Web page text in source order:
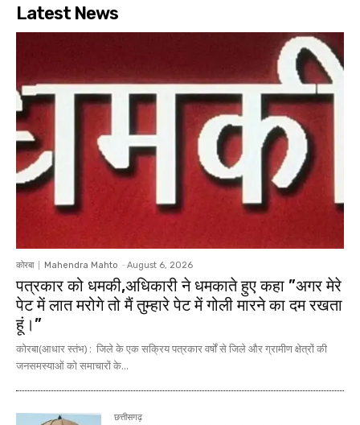
Latest News
कोरबा Mahendra Mahto - August 6, 2026
पत्रकार को धमकी,अधिकारी ने धमकाते हुए कहा ”अगर मेरे
पेट में लात मरोगे तो मैं तुम्हारे पेट में गोली मारने का दम रखता
हूं।”
कोरबा(आधार स्तंभ) : जिले के एक सक्रिय पत्रकार वर्षों से जिले और ग्रामीण क्षेत्रों की
जनसमस्याओं को समाचारों के...
छत्तीसगढ़